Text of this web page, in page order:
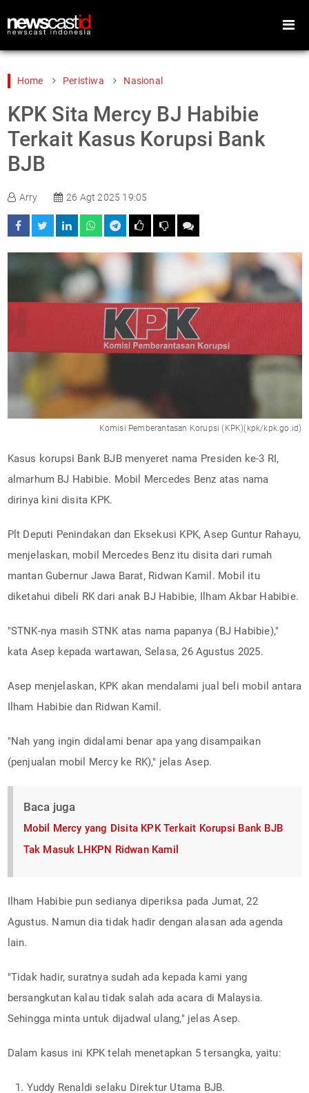
Home
Peristiwa
Teknologi
Video
Foto
Home Peristiwa Nasional
KPK Sita Mercy BJ Habibie
Terkait Kasus Korupsi Bank
BJB
Arry 26 Agt 2025 19:05
Komisi Pemberantasan Korupsi (KPK)(kpk/kpk.go.id)
Kasus korupsi Bank BJB menyeret nama Presiden ke-3 RI,
almarhum BJ Habibie. Mobil Mercedes Benz atas nama
dirinya kini disita KPK.
Plt Deputi Penindakan dan Eksekusi KPK, Asep Guntur Rahayu,
menjelaskan, mobil Mercedes Benz itu disita dari rumah
mantan Gubernur Jawa Barat, Ridwan Kamil. Mobil itu
diketahui dibeli RK dari anak BJ Habibie, Ilham Akbar Habibie.
"STNK-nya masih STNK atas nama papanya (BJ Habibie),"
kata Asep kepada wartawan, Selasa, 26 Agustus 2025.
Asep menjelaskan, KPK akan mendalami jual beli mobil antara
Ilham Habibie dan Ridwan Kamil.
"Nah yang ingin didalami benar apa yang disampaikan
(penjualan mobil Mercy ke RK)," jelas Asep.
Baca juga
Mobil Mercy yang Disita KPK Terkait Korupsi Bank BJB
Tak Masuk LHKPN Ridwan Kamil
Ilham Habibie pun sedianya diperiksa pada Jumat, 22
Agustus. Namun dia tidak hadir dengan alasan ada agenda
lain.
"Tidak hadir, suratnya sudah ada kepada kami yang
bersangkutan kalau tidak salah ada acara di Malaysia.
Sehingga minta untuk dijadwal ulang," jelas Asep.
Dalam kasus ini KPK telah menetapkan 5 tersangka, yaitu:
Yuddy Renaldi selaku Direktur Utama BJB.